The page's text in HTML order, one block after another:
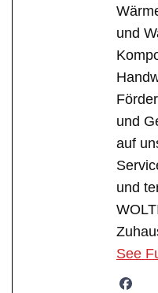
und
und
auf
und
See